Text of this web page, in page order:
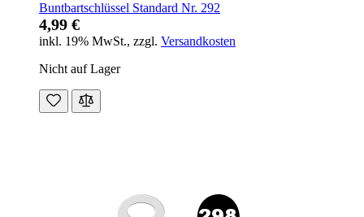
Buntbartschlüssel Standard Nr. 292
4,99 €
inkl. 19% MwSt., zzgl. Versandkosten
Nicht auf Lager